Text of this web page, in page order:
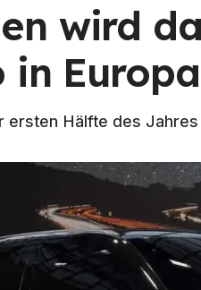
wird
ersten Hälfte des